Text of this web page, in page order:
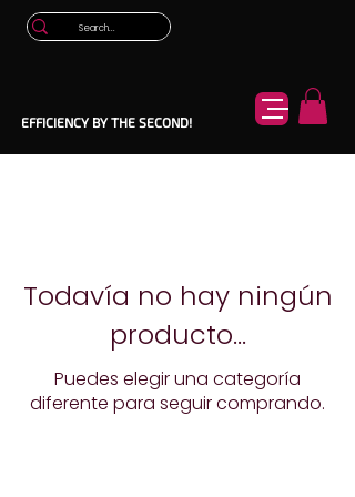
EFFICIENCY BY THE SECOND!
Todavía no hay ningún
producto...
Puedes elegir una categoría
diferente para seguir comprando.